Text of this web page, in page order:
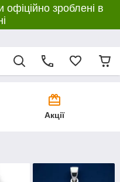
офіційно зроблені в
Акції